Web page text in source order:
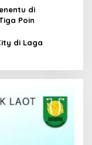
di
Poin
di Laga